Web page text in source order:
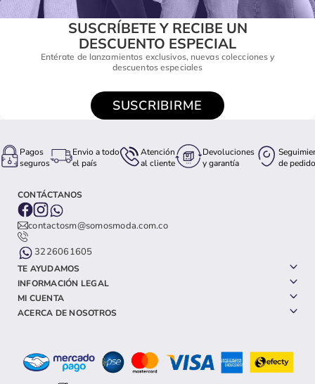
SUSCRÍBETE Y RECIBE UN
DESCUENTO ESPECIAL
Entérate de lanzamientos exclusivos, nuevas colecciones y
descuentos especiales
SUSCRIBIRME
Pagos
seguros
Envio a todo
el país
Atención
al cliente
Devoluciones
y garantía
de pedido
CONTÁCTANOS
contactosm@somosmoda.com.co
3226061605
TE AYUDAMOS
INFORMACIÓN LEGAL
MI CUENTA
ACERCA DE NOSOTROS